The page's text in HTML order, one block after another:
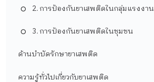
2. การป้องกันยาเสพติดในกลุ่มแรงงาน
3. การป้องกันยาเสพติดในชุมชน
ด้านบำบัดรักษายาเสพติด
ความรู้ทั่วไปเกี่ยวกับยาเสพติด